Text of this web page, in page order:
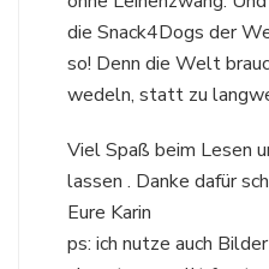
die Snack4Dogs der
so! Denn die Welt
wedeln, statt zu
Viel Spaß beim Lesen
lassen . Danke dafür
Eure Karin
ps: ich nutze auch